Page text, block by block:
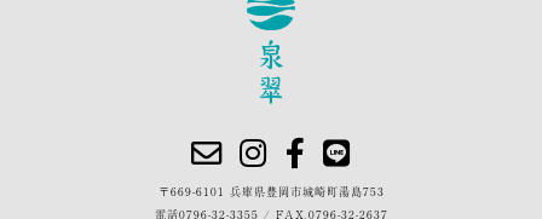
〒669-6101 兵庫県豊岡市城崎町湯島753
電話0796-32-3355 / FAX.0796-32-2637